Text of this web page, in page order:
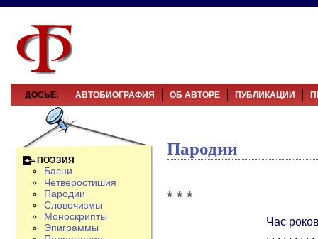
ДОСЬЕ: АВТОБИОГРАФИЯ ОБ АВТОРЕ ПУБЛИКАЦИИ
Пародии
* * *
Час
. . . . . . . . .
ПОЭЗИЯ
Басни
Четверостишия
Пародии
Словочизмы
Моноскрипты
Эпиграммы